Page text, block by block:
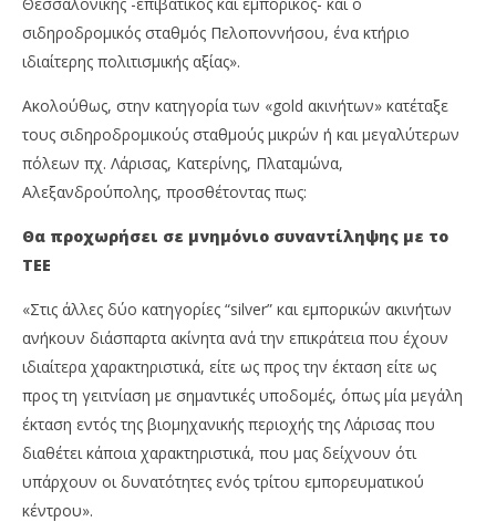
σιδηροδρομικός σταθμός Πελοποννήσου, ένα κτήριο
ιδιαίτερης πολιτισμικής αξίας».
Ακολούθως, στην κατηγορία των «gold ακινήτων» κατέταξε
τους σιδηροδρομικούς σταθμούς μικρών ή και μεγαλύτερων
πόλεων πχ. Λάρισας, Κατερίνης, Πλαταμώνα,
Αλεξανδρούπολης, προσθέτοντας πως:
Θα προχωρήσει σε μνημόνιο συναντίληψης με το
ΤΕΕ
«Στις άλλες δύο κατηγορίες “silver” και εμπορικών ακινήτων
ανήκουν διάσπαρτα ακίνητα ανά την επικράτεια που έχουν
ιδιαίτερα χαρακτηριστικά, είτε ως προς την έκταση είτε ως
προς τη γειτνίαση με σημαντικές υποδομές, όπως μία μεγάλη
έκταση εντός της βιομηχανικής περιοχής της Λάρισας που
διαθέτει κάποια χαρακτηριστικά, που μας δείχνουν ότι
υπάρχουν οι δυνατότητες ενός τρίτου εμπορευματικού
κέντρου».